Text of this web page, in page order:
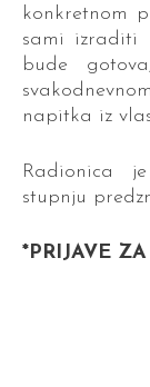
konkretnom
sami izraditi
bude
napitka iz
Radionica
stupnju
*PRIJAVE